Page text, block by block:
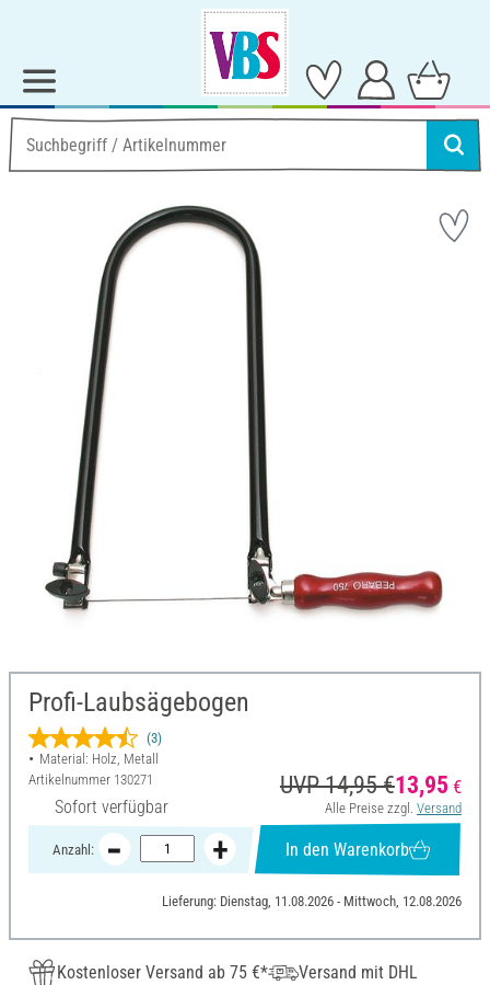
Profi-Laubsägebogen
(3)
Material: Holz, Metall
Artikelnummer 130271
Sofort verfügbar
UVP 14,95 €13,95 €
Alle Preise zzgl. Versand
Anzahl: In den Warenkorb
Lieferung: Dienstag, 11.08.2026 - Mittwoch, 12.08.2026
Kostenloser Versand ab 75 €*
Versand mit DHL